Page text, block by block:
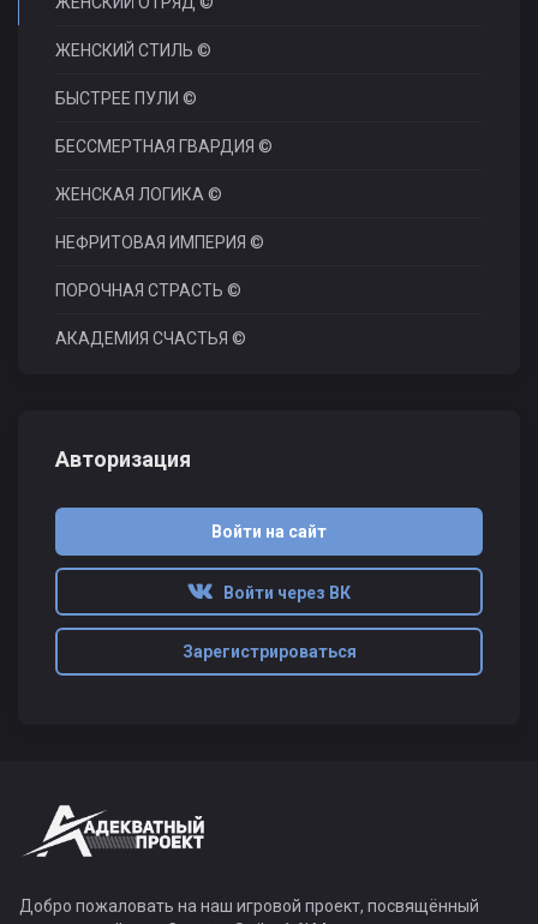
ЖЕНСКИЙ СТИЛЬ ©
БЫСТРЕЕ ПУЛИ ©
БЕССМЕРТНАЯ ГВАРДИЯ ©
ЖЕНСКАЯ ЛОГИКА ©
НЕФРИТОВАЯ ИМПЕРИЯ ©
ПОРОЧНАЯ СТРАСТЬ ©
АКАДЕМИЯ СЧАСТЬЯ ©
Авторизация
Войти на сайт
Войти через ВК
Зарегистрироваться
Добро пожаловать на наш игровой проект, посвящённый